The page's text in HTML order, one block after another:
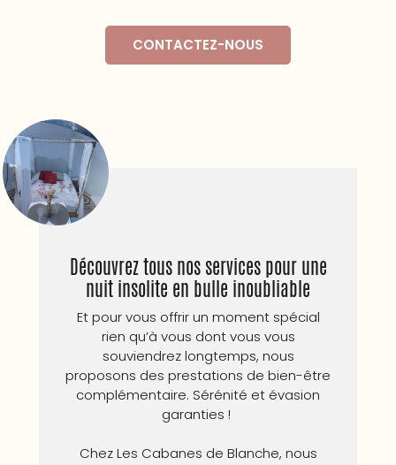
CONTACTEZ-NOUS
Découvrez tous nos services pour une
nuit insolite en bulle inoubliable
Et pour vous offrir un moment spécial
rien qu’à vous dont vous vous
souviendrez longtemps, nous
proposons des prestations de bien-être
complémentaire. Sérénité et évasion
garanties !
Chez Les Cabanes de Blanche, nous